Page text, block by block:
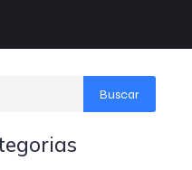
Buscar